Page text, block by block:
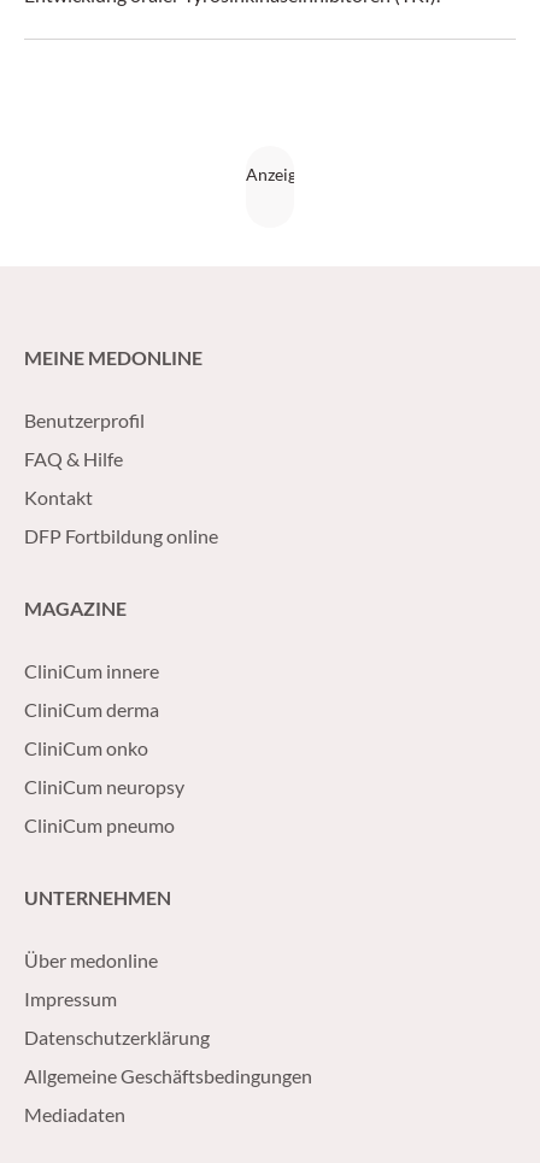
MEINE MEDONLINE
Benutzerprofil
FAQ & Hilfe
Kontakt
DFP Fortbildung online
MAGAZINE
CliniCum innere
CliniCum derma
CliniCum onko
CliniCum neuropsy
CliniCum pneumo
UNTERNEHMEN
Über medonline
Impressum
Datenschutzerklärung
Allgemeine Geschäftsbedingungen
Mediadaten